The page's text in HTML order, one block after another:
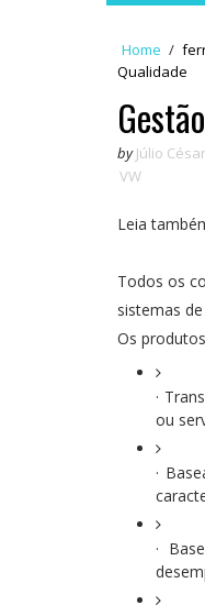
Home /
Qualidade
by Júlio
VW
Leia
Todos os
sistemas
Os
·
ou
·
·